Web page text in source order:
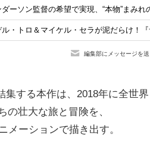
ーソン監督の希望で実現、“本物”まみ
・トロ＆マイケル・セラが泥だらけ！
編集部にメッセージを送
集する本作は、2018年に全世界
壮大な旅と冒険を、
メーションで描き出す。